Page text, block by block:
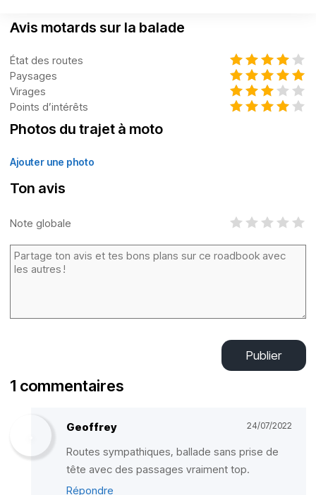
Avis motards sur la balade
État des routes
Paysages
Virages
Points d’intérêts
Photos du trajet à moto
Ajouter une photo
Ton avis
Note globale
Publier
1 commentaires
Geoffrey 24/07/2022
Routes sympathiques, ballade sans prise de
tête avec des passages vraiment top.
Répondre